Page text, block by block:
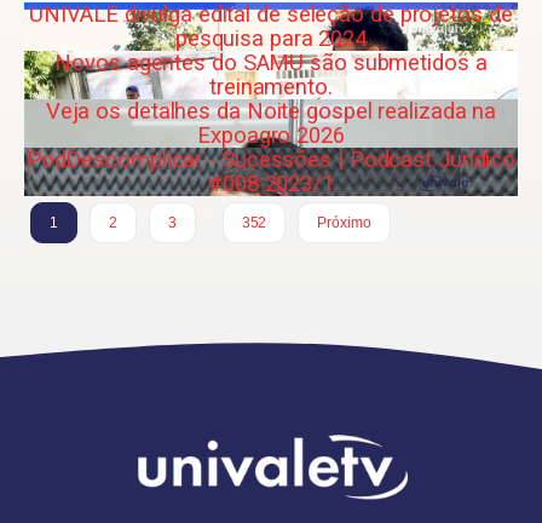
UNIVALE divulga edital de seleção de projetos de
pesquisa para 2024
Novos agentes do SAMU são submetidos a
treinamento.
Veja os detalhes da Noite gospel realizada na
Expoagro 2026
PodDescomplicar - Sucessões | Podcast Jurídico
#008 2023/1
1 2 3
352
Próximo